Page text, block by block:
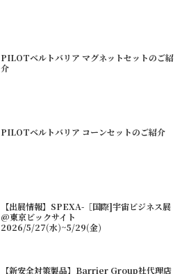
PILOTベルトバリア マグネットセットのご紹
介
PILOTベルトバリア コーンセットのご紹介
【出展情報】SPEXA-［国際]宇宙ビジネス展
@東京ビックサイト
2026/5/27(水)~5/29(金)
【新安全対策製品】Barrier Group社代理店